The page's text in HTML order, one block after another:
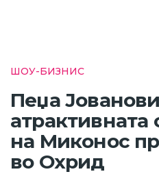
ШОУ-БИЗНИС
Пеџа
атрактивната
на Миконос
во Охрид